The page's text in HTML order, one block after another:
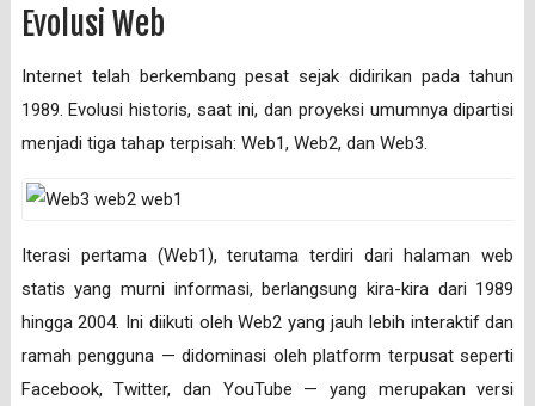
Evolusi Web
Internet telah berkembang pesat sejak didirikan pada tahun
1989. Evolusi historis, saat ini, dan proyeksi umumnya dipartisi
menjadi tiga tahap terpisah: Web1, Web2, dan Web3.
Iterasi pertama (Web1), terutama terdiri dari halaman web
statis yang murni informasi, berlangsung kira-kira dari 1989
hingga 2004. Ini diikuti oleh Web2 yang jauh lebih interaktif dan
ramah pengguna — didominasi oleh platform terpusat seperti
Facebook, Twitter, dan YouTube — yang merupakan versi